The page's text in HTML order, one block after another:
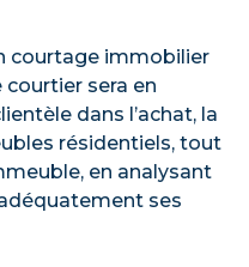
courtage immobilier
sera en
dans l’achat, la
résidentiels, tout
en analysant
ses